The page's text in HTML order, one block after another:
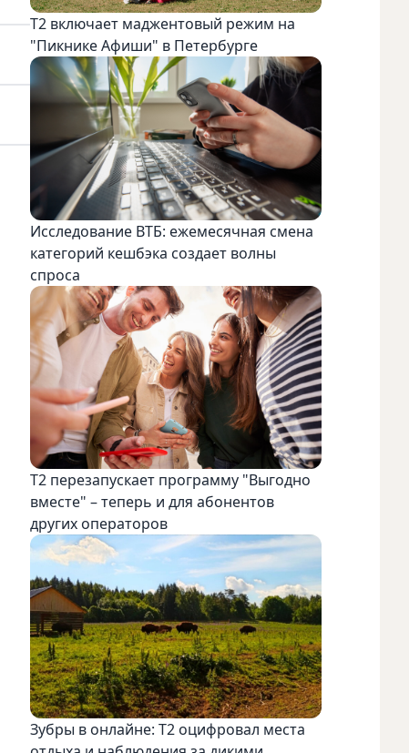
Т2 включает маджентовый режим на
"Пикнике Афиши" в Петербурге
Исследование ВТБ: ежемесячная смена
категорий кешбэка создает волны
спроса
Т2 перезапускает программу "Выгодно
вместе" – теперь и для абонентов
других операторов
Зубры в онлайне: Т2 оцифровал места